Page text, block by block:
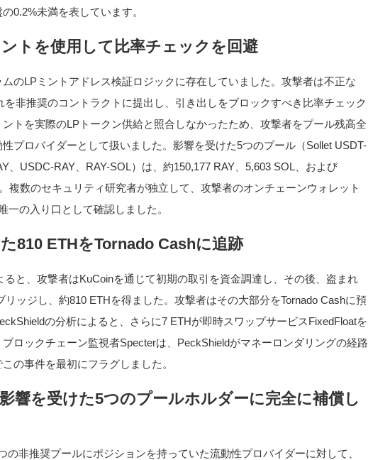
0.2%未満を表しています。
トを使用して比率チェックを回避
のLPミントアドレス検証ロジックに存在していました。攻撃者は不正な
非推奨のコントラクトに提出し、引き出しをブロックすべき比率チェック
トを実際のLPトークン供給と照合しなかったため、攻撃者をプール残高全
プロバイダーとして扱いました。影響を受けた5つのプール（Sollet USDT-
、USDC-RAY、RAY-SOL）は、約150,177 RAY、5,603 SOL、および
複数のセキュリティ研究者が独立して、攻撃者のオンチェーンウォレット
一の入り口として確認しました。
810 ETHをTornado Cashに追跡
ると、攻撃者はKuCoinを通じて初期の取引を資金調達し、その後、盗まれ
リッジし、約810 ETHを得ました。攻撃者はその大部分をTornado Cashに預
の分析によると、さらに7 ETHが即時スワップサービスFixedFloatを
ロックチェーン監視者Specterは、PeckShieldがマネーロンダリングの経路
の事件を最初にフラグしました。
響を受けた5つのプールホルダーに完全に補償し
の非推奨プールにポジションを持っていた流動性プロバイダーに対して、